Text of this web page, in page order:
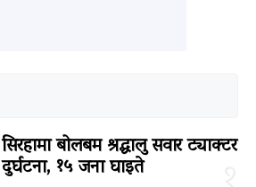
सिरहामा बोलबम श्रद्धालु सवार ट्याक्टर
दुर्घटना, १५ जना घाइते